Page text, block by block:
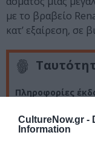
CultureNow.gr -
Information
με το βραβείο
κατ’ εξαίρεση, σε
Πληροφορίες